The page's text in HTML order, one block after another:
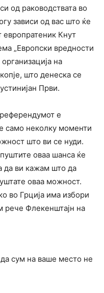
од раководствата во
зависи од вас што ќе
европратеник Кнут
„Европски вредности
на
што денеска се
Први.
е
само неколку моменти
што ви се нуди.
оваа шанса ќе
да ви кажам што да
оваа можност.
во Грција има избори
рече Флекенштајн на
сум на ваше место не